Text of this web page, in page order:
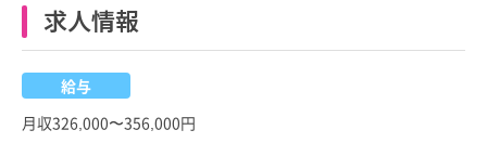
求人情報
給与
月収326,000〜356,000円